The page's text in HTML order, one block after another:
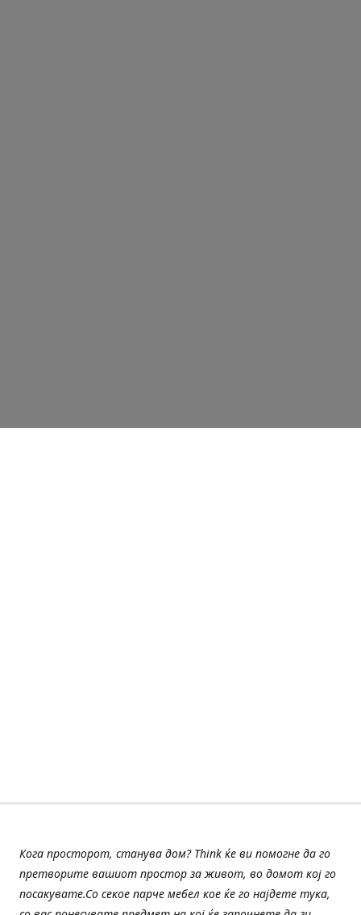
Кога просторот, станува дом? Think ќе ви помогне да го
претворите вашиот простор за живот, во домот кој го
посакувате.Со секое парче мебел кое ќе го најдете тука,